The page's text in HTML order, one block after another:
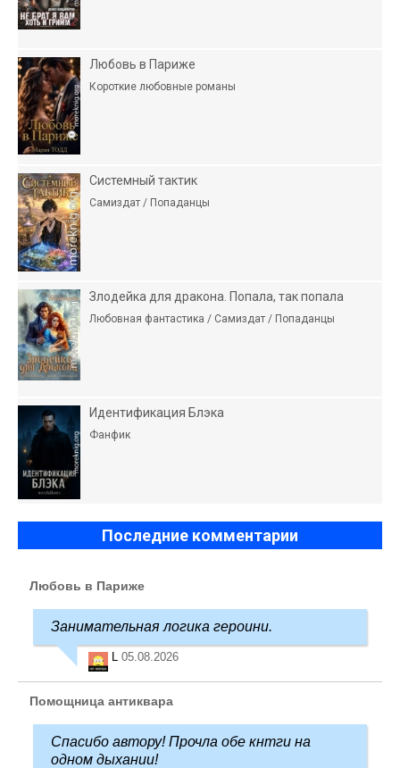
Любовь в Париже
Короткие любовные романы
Системный тактик
Самиздат / Попаданцы
Злодейка для дракона. Попала, так попала
Любовная фантастика / Самиздат / Попаданцы
Идентификация Блэка
Фанфик
Последние комментарии
Любовь в Париже
Занимательная логика героини.
05.08.2026
Помощница антиквара
Спасибо автору! Прочла обе кнтги на
одном дыхании!